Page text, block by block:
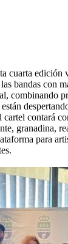
cuarta edición
bandas con
combinando
contará
granadina,
para